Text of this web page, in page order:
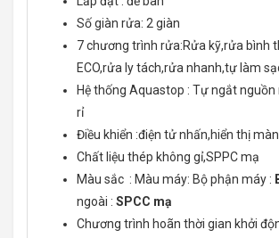
Số giàn rửa: 2 giàn
7 chương trình rửa:Rửa kỹ,rửa bình
ECO,rửa ly tách,rửa nhanh,tự làm
Hệ thống Aquastop : Tự ngắt nguồn
rỉ
Điều khiển :điện tử nhấn,hiển thị màn
Chất liệu thép không gỉ,SPPC mạ
Màu sắc : Màu máy: Bộ phận máy :
ngoài : SPCC mạ
Chương trình hoãn thời gian khởi